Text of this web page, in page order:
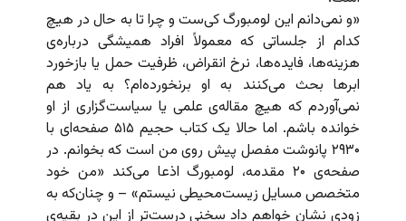
«و نمی‌دانم این لومبورگ کی‌ست و چرا تا به حال در هیچ
کدام از جلساتی که معمولاً افراد همیشگی درباره‌‌ی
هزینه‌ها، فایده‌ها، نرخ انقراض، ظرفیت حمل یا بازخورد
ابرها بحث می‌کنند به او برنخورده‌ام؟ به یاد هم
نمی‌آوردم که هیچ مقاله‌ی علمی یا سیاست‌گزاری از او
خوانده باشم. اما حالا یک کتاب حجیم ۵۱۵ صفحه‌ای با
۲۹۳۰ پانوشت مفصل پیش روی من است که بخوانم. در
صفحه‌ی ۲۰ مقدمه، لومبورگ اذعا می‌کند «من خود
متخصص مسایل زیست‌محیطی نیستم» – و چنان‌که به
زودی نشان خواهم داد سخنی درست‌تر از این در بقیه‌ی